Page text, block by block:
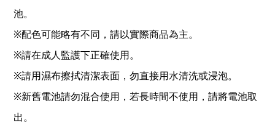
池。
※配色可能略有不同，請以實際商品為主。
※請在成人監護下正確使用。
※請用濕布擦拭清潔表面，勿直接用水清洗或浸泡。
※新舊電池請勿混合使用，若長時間不使用，請將電池取
出。